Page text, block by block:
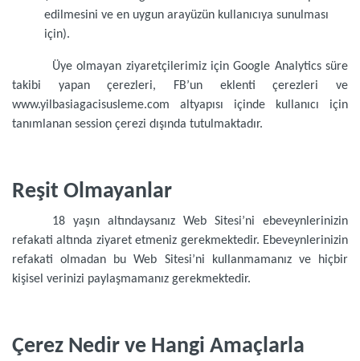
edilmesini ve en uygun arayüzün kullanıcıya sunulması
için).
Üye olmayan ziyaretçilerimiz için Google Analytics süre
takibi yapan çerezleri, FB’un eklenti çerezleri ve
www.yilbasiagacisusleme.com altyapısı içinde kullanıcı için
tanımlanan session çerezi dışında tutulmaktadır.
Reşit Olmayanlar
18 yaşın altındaysanız Web Sitesi’ni ebeveynlerinizin
refakati altında ziyaret etmeniz gerekmektedir. Ebeveynlerinizin
refakati olmadan bu Web Sitesi’ni kullanmamanız ve hiçbir
kişisel verinizi paylaşmamanız gerekmektedir.
Çerez Nedir ve Hangi Amaçlarla